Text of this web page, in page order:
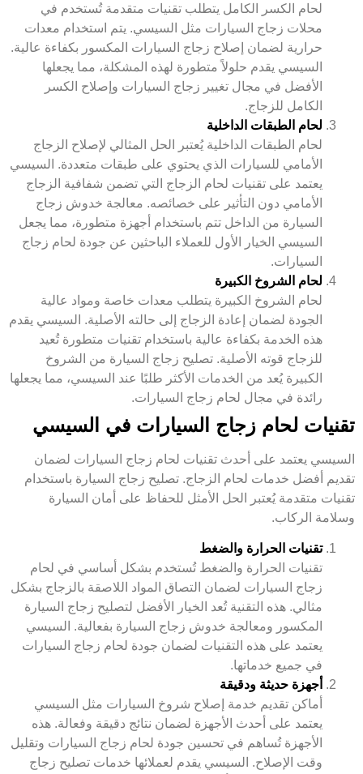
لحام الكسر الكامل يتطلب تقنيات متقدمة تُستخدم في
محلات زجاج السيارات مثل السيسي. يتم استخدام معدات
حرارية لضمان إصلاح زجاج السيارات المكسور بكفاءة عالية.
السيسي يقدم حلولاً متطورة لهذه المشكلة، مما يجعلها
الأفضل في مجال تغيير زجاج السيارات وإصلاح الكسر
الكامل للزجاج.
لحام الطبقات الداخلية
لحام الطبقات الداخلية يُعتبر الحل المثالي لإصلاح الزجاج
الأمامي للسيارات الذي يحتوي على طبقات متعددة. السيسي
يعتمد على تقنيات لحام الزجاج التي تضمن شفافية الزجاج
الأمامي دون التأثير على خصائصه. معالجة خدوش زجاج
السيارة من الداخل تتم باستخدام أجهزة متطورة، مما يجعل
السيسي الخيار الأول للعملاء الباحثين عن جودة لحام زجاج
السيارات.
لحام الشروخ الكبيرة
لحام الشروخ الكبيرة يتطلب معدات خاصة ومواد عالية
الجودة لضمان إعادة الزجاج إلى حالته الأصلية. السيسي يقدم
هذه الخدمة بكفاءة عالية باستخدام تقنيات متطورة تُعيد
للزجاج قوته الأصلية. تصليح زجاج السيارة من الشروخ
الكبيرة يُعد من الخدمات الأكثر طلبًا عند السيسي، مما يجعلها
رائدة في مجال لحام زجاج السيارات.
تقنيات لحام زجاج السيارات في السيسي
السيسي يعتمد على أحدث تقنيات لحام زجاج السيارات لضمان
تقديم أفضل خدمات لحام الزجاج. تصليح زجاج السيارة باستخدام
تقنيات متقدمة يُعتبر الحل الأمثل للحفاظ على أمان السيارة
وسلامة الركاب.
تقنيات الحرارة والضغط
تقنيات الحرارة والضغط تُستخدم بشكل أساسي في لحام
زجاج السيارات لضمان التصاق المواد اللاصقة بالزجاج بشكل
مثالي. هذه التقنية تُعد الخيار الأفضل لتصليح زجاج السيارة
المكسور ومعالجة خدوش زجاج السيارة بفعالية. السيسي
يعتمد على هذه التقنيات لضمان جودة لحام زجاج السيارات
في جميع خدماتها.
أجهزة حديثة ودقيقة
أماكن تقديم خدمة إصلاح شروخ السيارات مثل السيسي
يعتمد على أحدث الأجهزة لضمان نتائج دقيقة وفعالة. هذه
الأجهزة تُساهم في تحسين جودة لحام زجاج السيارات وتقليل
وقت الإصلاح. السيسي يقدم لعملائها خدمات تصليح زجاج